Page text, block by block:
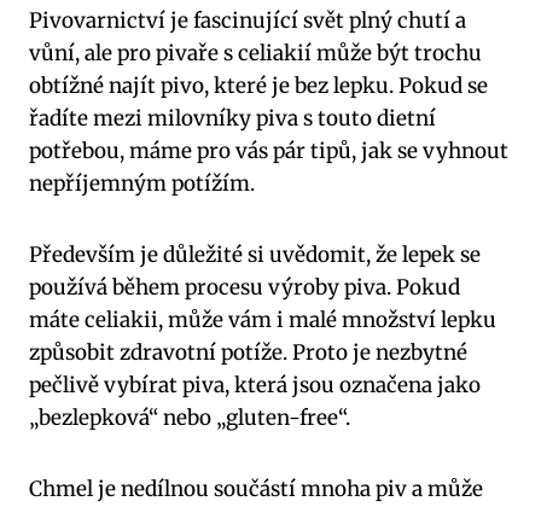
Pivovarnictví je fascinující svět plný chutí a
vůní, ale pro pivaře s celiakií může být trochu
obtížné najít pivo, které je bez lepku. Pokud se
řadíte mezi milovníky piva s touto dietní
potřebou, máme pro vás pár tipů, jak se vyhnout
nepříjemným potížím.
Především je důležité si uvědomit, že lepek se
používá během procesu výroby piva. Pokud
máte celiakii, může vám i malé množství lepku
způsobit zdravotní potíže. Proto je nezbytné
pečlivě vybírat piva, která jsou označena jako
„bezlepková“ nebo „gluten-free“.
Chmel je nedílnou součástí mnoha piv a může